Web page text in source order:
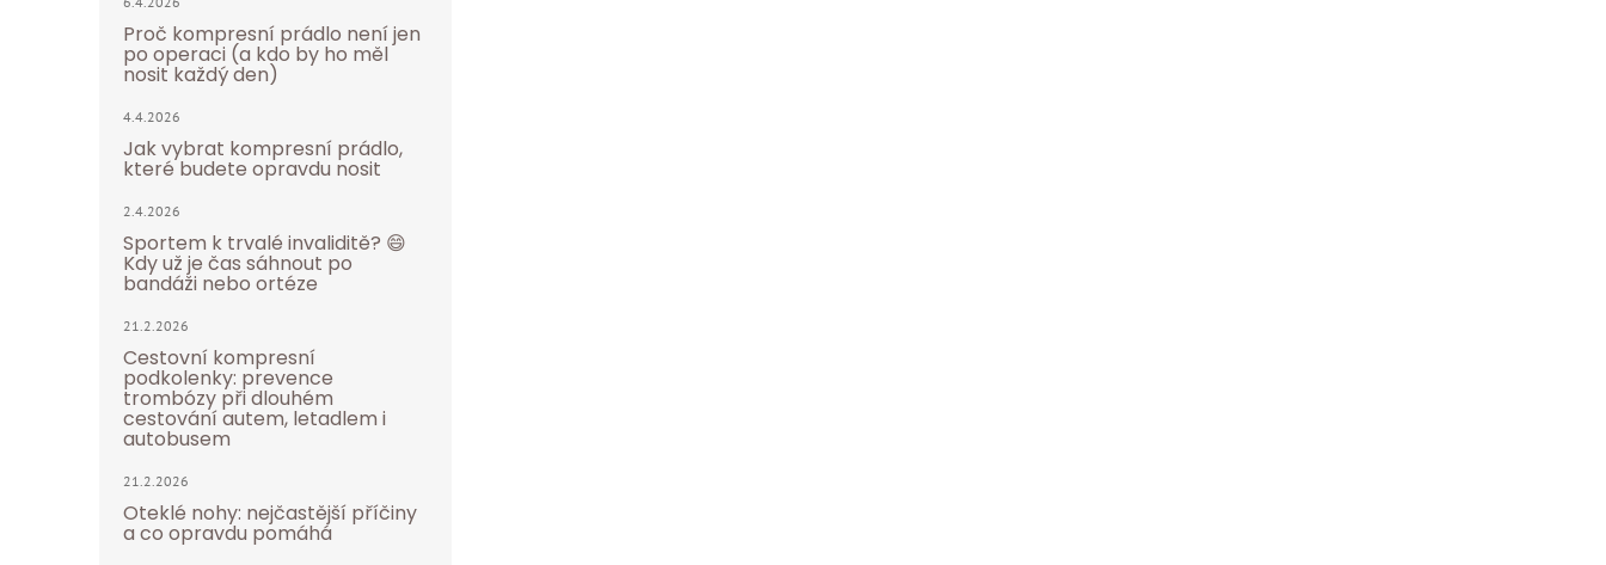
Proč kompresní prádlo není jen
po operaci (a kdo by ho měl
nosit každý den)
4.4.2026
Jak vybrat kompresní prádlo,
které budete opravdu nosit
2.4.2026
Sportem k trvalé invaliditě? 😄
Kdy už je čas sáhnout po
bandáži nebo ortéze
21.2.2026
Cestovní kompresní
podkolenky: prevence
trombózy při dlouhém
cestování autem, letadlem i
autobusem
21.2.2026
Oteklé nohy: nejčastější příčiny
a co opravdu pomáhá